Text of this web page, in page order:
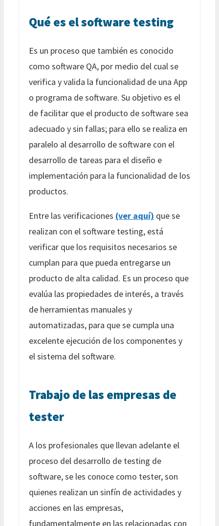
Qué es el software testing
Es un proceso que también es conocido
como software QA, por medio del cual se
verifica y valida la funcionalidad de una App
o programa de software. Su objetivo es el
de facilitar que el producto de software sea
adecuado y sin fallas; para ello se realiza en
paralelo al desarrollo de software con el
desarrollo de tareas para el diseño e
implementación para la funcionalidad de los
productos.
Entre las verificaciones (ver aquí) que se
realizan con el software testing, está
verificar que los requisitos necesarios se
cumplan para que pueda entregarse un
producto de alta calidad. Es un proceso que
evalúa las propiedades de interés, a través
de herramientas manuales y
automatizadas, para que se cumpla una
excelente ejecución de los componentes y
el sistema del software.
Trabajo de las empresas de
tester
A los profesionales que llevan adelante el
proceso del desarrollo de testing de
software, se les conoce como tester, son
quienes realizan un sinfín de actividades y
acciones en las empresas,
fundamentalmente en las relacionadas con